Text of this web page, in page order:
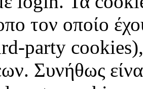
τον οποίο
party
Συνήθως